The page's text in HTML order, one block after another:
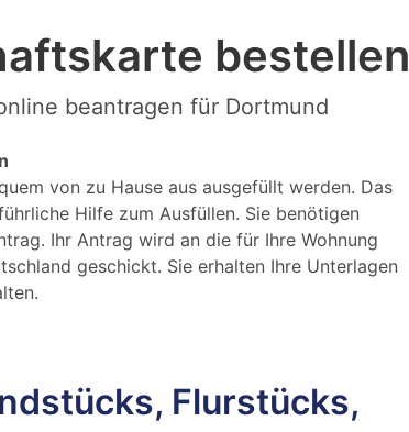
bestellen
beantragen für Dortmund
von zu Hause aus ausgefüllt werden. Das
Hilfe zum Ausfüllen. Sie benötigen
Ihr Antrag wird an die für Ihre Wohnung
geschickt. Sie erhalten Ihre Unterlagen
Flurstücks,